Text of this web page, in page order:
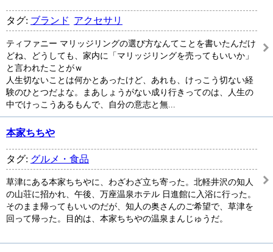
タグ: ブランド アクセサリ
ティファニー マリッジリングの選び方なんてことを書いたんだけ
どね、どうしても、家内に「マリッジリングを売ってもいいか」
と言われたことがｗ
人生切ないことは何かとあったけど、あれも、けっこう切ない経
験のひとつだよな。まあしょうがない成り行きってのは、人生の
中でけっこうあるもんで、自分の意志と無...
本家ちちや
タグ: グルメ・食品
草津にある本家ちちやに、わざわざ立ち寄った。北軽井沢の知人
の山荘に招かれ、午後、万座温泉ホテル 日進館に入浴に行った。
そのまま帰ってもいいのだが、知人の奥さんのご希望で、草津を
回って帰った。目的は、本家ちちやの温泉まんじゅうだ。